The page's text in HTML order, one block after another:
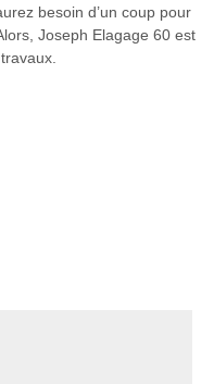
besoin d’un coup pour
Joseph Elagage 60 est